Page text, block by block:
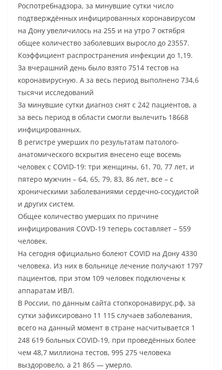
Роспотребнадзора, за минувшие сутки число
подтверждённых инфицированных коронавирусом
на Дону увеличилось на 255 и на утро 7 октября
общее количество заболевших выросло до 23557.
Коэффициент распространения инфекции до 1,19.
За вчерашний день было взято 7514 тестов на
коронавирусную. А за весь период выполнено 734,6
тысячи исследований
За минувшие сутки диагноз снят с 242 пациентов, а
за весь период в области смогли вылечить 18668
инфицированных.
В регистре умерших по результатам патолого-
анатомического вскрытия внесено еще восемь
человек с COVID-19: три женщины, 61, 70, 77 лет, и
пятеро мужчин – 64, 65, 79, 83, 86 лет, все – с
хроническими заболеваниями сердечно-сосудистой
и других систем.
Общее количество умерших по причине
инфицирования COVD-19 теперь составляет – 559
человек.
На сегодня официально болеют COVID на Дону 4330
человека. Из них в больнице лечение получают 1797
пациентов, при этом 109 человек подключены к
аппаратам ИВЛ.
В России, по данным сайта стопкоронавирус.рф, за
сутки зафиксировано 11 115 случаев заболевания,
всего на данный момент в стране насчитывается 1
248 619 больных COVID-19, при проведённых более
чем 48,7 миллиона тестов, 995 275 человека
выздоровело, а 21 865 — умерло.